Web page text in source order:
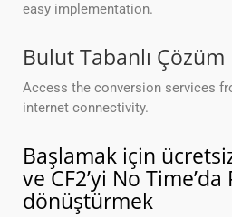
easy implementation.
Bulut Tabanlı Çözüm
Access the conversion services
internet connectivity.
Başlamak için
ve CF2’yi No Time’da
dönüştürmek